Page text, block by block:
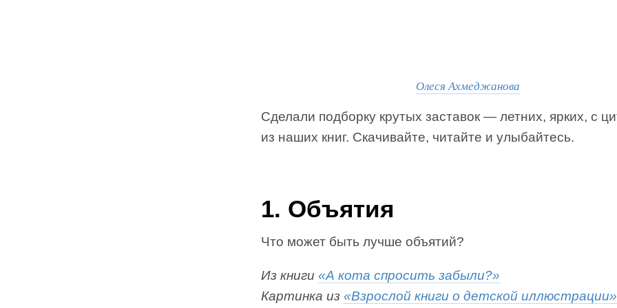
Олеся Ахмеджанова
Сделали подборку крутых заставок — летних, ярких, с
из наших книг. Скачивайте, читайте и улыбайтесь.
1. Объятия
Что может быть лучше объятий?
Из книги «А кота спросить забыли?»
Картинка из «Взрослой книги о детской иллюстрации»